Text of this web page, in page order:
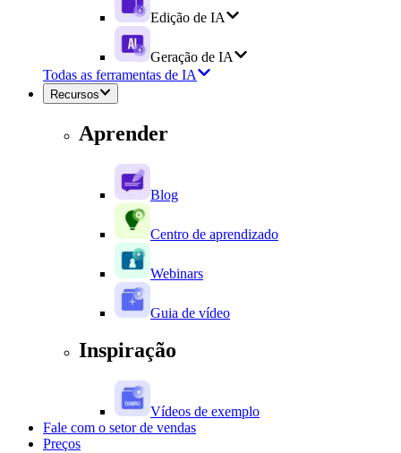
Edição de IA
Geração de IA
Todas as ferramentas de IA
Recursos
Aprender
Blog
Centro de aprendizado
Webinars
Guia de vídeo
Inspiração
Vídeos de exemplo
Fale com o setor de vendas
Preços